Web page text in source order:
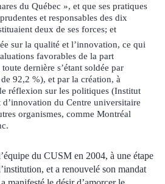
du Québec », et que ses pratiques
et responsables des dix
deux de ses forces; et
sur la qualité et l’innovation, ce qui
favorables de la part
dernière s’étant soldée par
92,2 %), et par la création, à
réflexion sur les politiques (Institut
d’innovation du Centre universitaire
organismes, comme Montréal
du CUSM en 2004, à une étape
et a renouvelé son mandat